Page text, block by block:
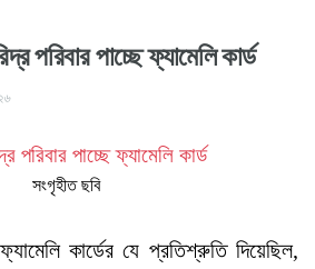
পরিবার পাচ্ছে ফ্যামেলি কার্ড
সংগৃহীত ছবি
কার্ডের যে প্রতিশ্রুতি দিয়েছিল,